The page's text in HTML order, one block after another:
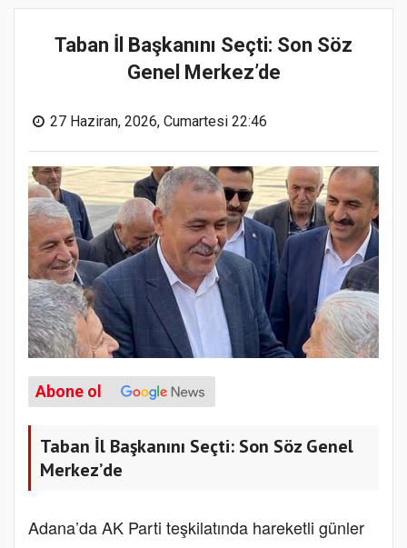
Taban İl Başkanını Seçti: Son Söz
Genel Merkez’de
27 Haziran, 2026, Cumartesi 22:46
Abone ol
Taban İl Başkanını Seçti: Son Söz Genel
Merkez’de
Adana’da AK Parti teşkilatında hareketli günler